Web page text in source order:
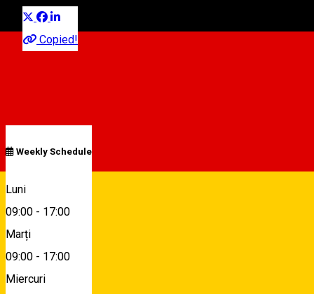
Copied!
Închis
Weekly Schedule
Luni
09:00 - 17:00
Marți
09:00 - 17:00
Miercuri
Marasesti, nr.9, Sibiu, Romania, 550337
Hartă